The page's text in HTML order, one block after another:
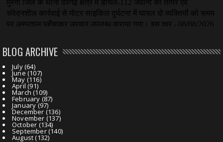
BLOG ARCHIVE
July(64)
June(107)
May (116)
April (91)
March (109)
February (87)
January(97)
December (136)
November (137)
October (134)
September(140)
August(132)